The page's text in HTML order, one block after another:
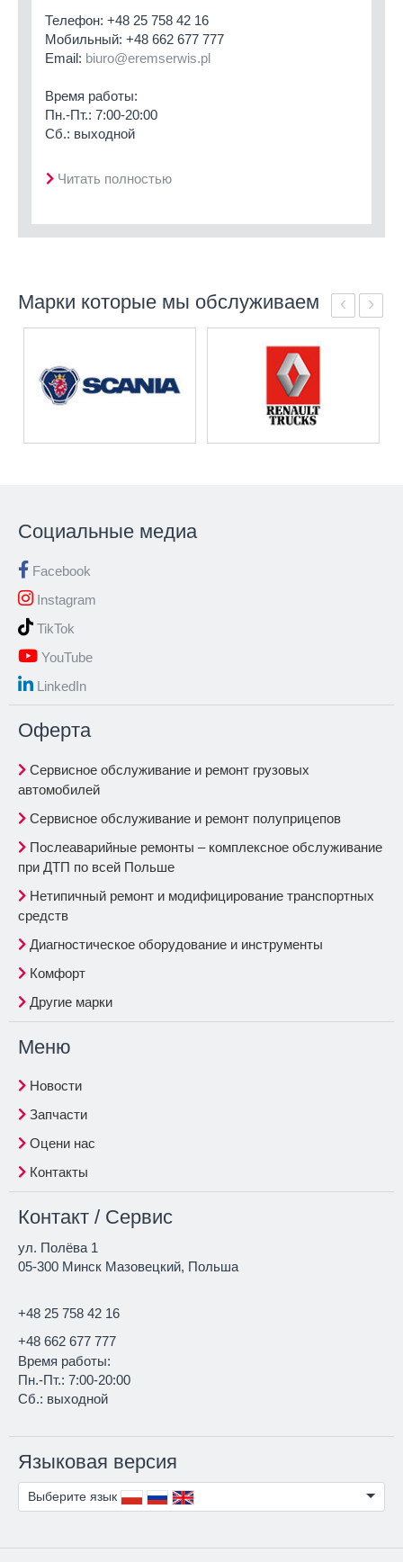
Телефон: +48 25 758 42 16
Мобильный: +48 662 677 777
Email: biuro@eremserwis.pl
Время работы:
Пн.-Пт.: 7:00-20:00
Сб.: выходной
Читать полностью
Марки которые мы обслуживаем ‹ ›
Социальные медиа
Facebook
Instagram
TikTok
YouTube
LinkedIn
Oферта
Сервисное обслуживание и ремонт грузовых
автомобилей
Сервисное обслуживание и ремонт полуприцепов
Послеаварийные ремонты – комплексное обслуживание
при ДТП по всей Польше
Нетипичный ремонт и модифицирование транспортных
средств
Диагностическое оборудование и инструменты
Комфорт
Другие марки
Меню
Новости
Запчасти
Оцени нас
Контакты
Контакт / Сервис
ул. Полёва 1
05-300 Минск Мазовецкий, Польша
+48 25 758 42 16
+48 662 677 777
Время работы:
Пн.-Пт.: 7:00-20:00
Сб.: выходной
Языковая версия
Выберите язык